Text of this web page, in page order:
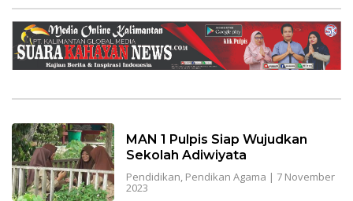
MAN 1 Pulpis Siap Wujudkan
Sekolah Adiwiyata
Pendidikan, Pendikan Agama | 7 November
2023